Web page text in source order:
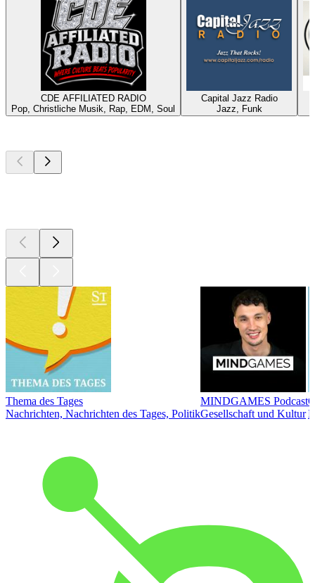
CDE AFFILIATED RADIO
Pop, Christliche Musik, Rap, EDM, Soul
Capital Jazz Radio
Jazz, Funk
Thema des Tages
Nachrichten, Nachrichten des Tages, Politik
MINDGAMES Podcast
Gesellschaft und Kultur